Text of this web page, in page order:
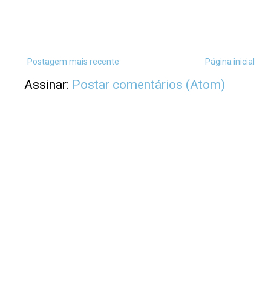
Postagem mais recente Página inicial
Assinar: Postar comentários (Atom)